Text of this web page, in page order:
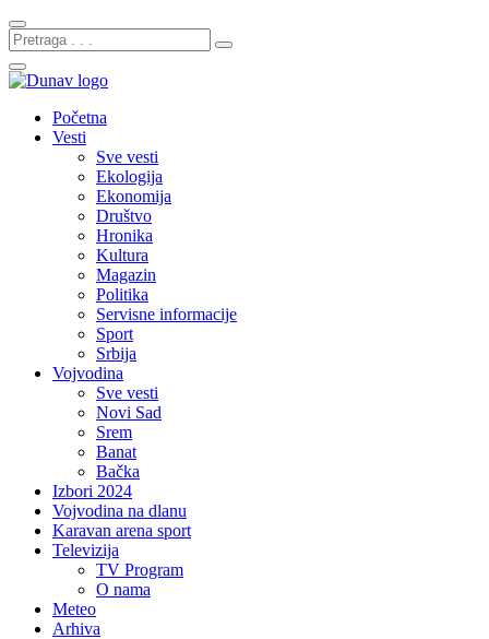
Početna
Vesti
Sve vesti
Ekologija
Ekonomija
Društvo
Hronika
Kultura
Magazin
Politika
Servisne informacije
Sport
Srbija
Vojvodina
Sve vesti
Novi Sad
Srem
Banat
Bačka
Izbori 2024
Vojvodina na dlanu
Karavan arena sport
Televizija
TV Program
O nama
Meteo
Arhiva